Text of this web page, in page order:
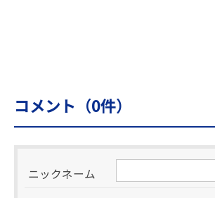
コメント（0件）
ニックネーム